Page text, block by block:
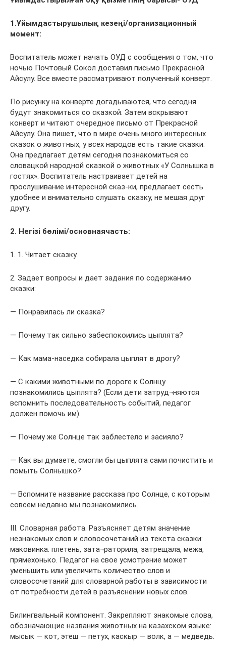
1.Ұйымдастырушылық кезеңі/организационный
момент:
Воспитатель может начать ОУД с сообщения о том, что
ночью Почтовый Сокол доставил письмо Прекрасной
Айсулу. Все вместе рассматривают полученный конверт.
По рисунку на конверте догадываются, что сегодня
будут знакомиться со сказкой. Затем вскрывают
конверт и читают очередное письмо от Прекрасной
Айсулу. Она пишет, что в мире очень много интересных
сказок о животных, у всех народов есть такие сказки.
Она предлагает детям сегодня познакомиться со
словацкой народной сказкой о животных «У Солнышка в
гостях». Воспитатель настраивает детей на
прослушивание интересной сказ-ки, предлагает сесть
удобнее и внимательно слушать сказку, не мешая друг
другу.
2. Негізі бөлімі/основнаячасть:
1. 1. Читает сказку.
2. Задает вопросы и дает задания по содержанию
сказки:
— Понравилась ли сказка?
— Почему так сильно забеспокоились цыплята?
— Как мама-наседка собирала цыплят в дрогу?
— С какими животными по дороге к Солнцу
познакомились цыплята? (Если дети затруд¬няются
вспомнить последовательность событий, педагог
должен помочь им).
— Почему же Солнце так заблестело и засияло?
— Как вы думаете, смогли бы цыплята сами почистить и
помыть Солнышко?
— Вспомните название рассказа про Солнце, с которым
совсем недавно мы познакомились.
III. Словарная работа. Разъясняет детям значение
незнакомых слов и словосочетаний из текста сказки:
маковинка. плетень, зата¬раторила, затрещала, межа,
прямехонько. Педагог на свое усмотрение может
уменьшить или увеличить количество слов и
словосочетаний для словарной работы в зависимости
от потребности детей в разъяснении новых слов.
Билингвальный компонент. Закрепляют знакомые слова,
обозначающие названия животных на казахском языке:
мысык — кот, этеш — петух, каскыр — волк, а — медведь.